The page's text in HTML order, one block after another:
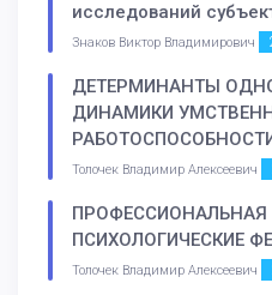
исследований
Знаков Виктор Владимирович
ДЕТЕРМИНАНТЫ
ДИНАМИКИ
Толочек Владимир Алексеевич
ПРОФЕССИОНАЛЬНАЯ
ПСИХОЛОГИЧЕСКИЕ
Толочек Владимир Алексеевич